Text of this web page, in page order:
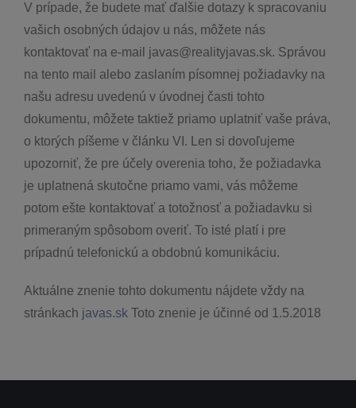
V prípade, že budete mať ďalšie dotazy k spracovaniu
vašich osobných údajov u nás, môžete nás
kontaktovať na e-mail javas@realityjavas.sk. Správou
na tento mail alebo zaslaním písomnej požiadavky na
našu adresu uvedenú v úvodnej časti tohto
dokumentu, môžete taktiež priamo uplatniť vaše práva,
o ktorých píšeme v článku VI. Len si dovoľujeme
upozorniť, že pre účely overenia toho, že požiadavka
je uplatnená skutočne priamo vami, vás môžeme
potom ešte kontaktovať a totožnosť a požiadavku si
primeraným spôsobom overiť. To isté platí i pre
prípadnú telefonickú a obdobnú komunikáciu.
Aktuálne znenie tohto dokumentu nájdete vždy na
stránkach javas.sk Toto znenie je účinné od 1.5.2018